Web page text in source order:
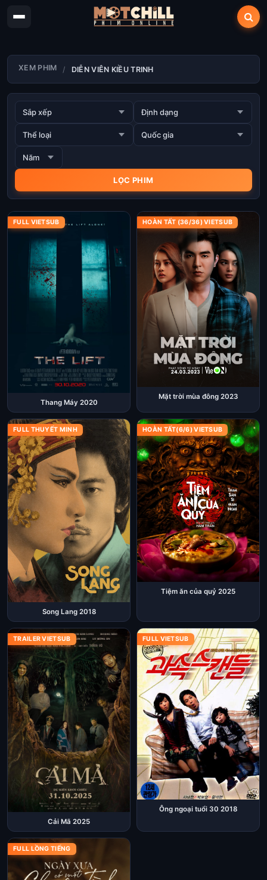
XEM PHIM DIỄN VIÊN KIỀU TRINH
FULL VIETSUB
Thang Máy 2020
HOÀN TẤT (36/36) VIETSUB
Mặt trời mùa đông 2023
FULL THUYẾT MINH
Song Lang 2018
HOÀN TẤT(6/6) VIETSUB
Tiệm ăn của quỷ 2025
TRAILER VIETSUB
Cải Mã 2025
FULL VIETSUB
Ông ngoại tuổi 30 2018
FULL LỒNG TIẾNG